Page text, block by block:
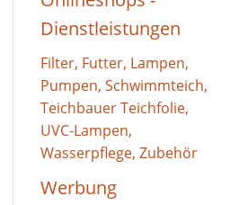
Dienstleistungen
Filter, Futter, Lampen,
Pumpen, Schwimmteich,
Teichbauer Teichfolie,
UVC-Lampen,
Wasserpflege, Zubehör
Werbung